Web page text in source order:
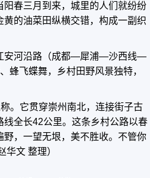
春三月到来，城里的人们就纷纷
的油菜田纵横交错，构成一副织
安河沿路（成都—犀浦—沙西线—
蜂飞蝶舞，乡村田野风景独特，
。它贯穿崇州南北，连接街子古
全长42公里。这条乡村公路以春
，一望无垠，美不胜收。不管你
文 整理）